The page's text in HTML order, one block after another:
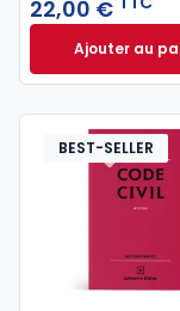
22,00 €
Ajouter au
BEST-SELLER